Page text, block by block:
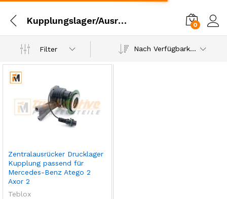
Kupplungslager/Ausrücklager 0
Filter Nach Verfügbarkeit
Zentralausrücker Drucklager
Kupplung passend für
Mercedes-Benz Atego 2
Axor 2
Teblox